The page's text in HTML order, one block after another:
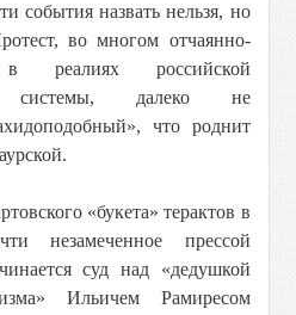
события назвать нельзя, но
во многом отчаянно-
реалиях российской
системы, далеко не
что роднит
«букета» терактов в
незамеченное прессой
суд над «дедушкой
Ильичем Рамиресом